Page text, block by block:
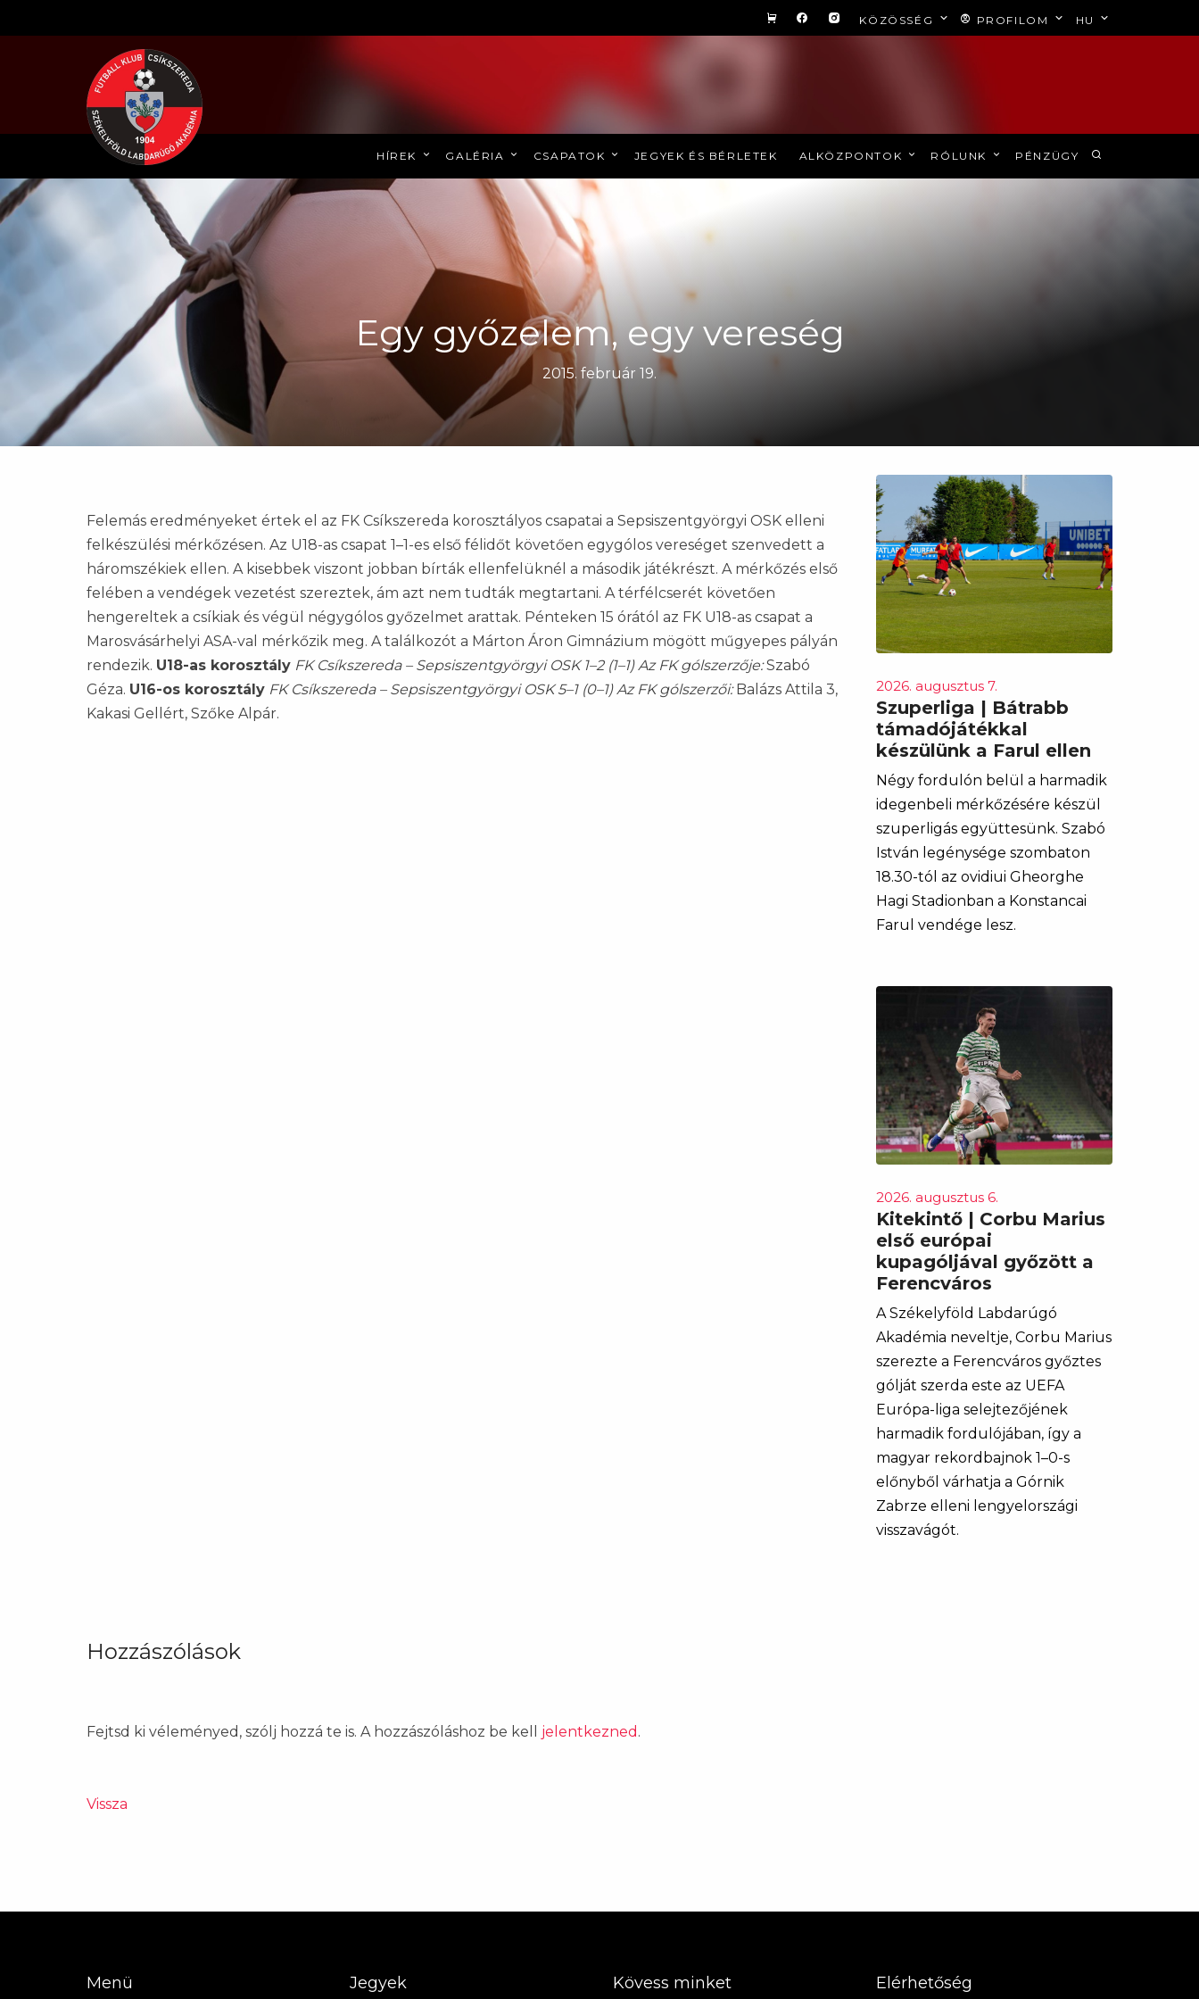
KÖZÖSSÉG PROFILOM HU
HÍREK GALÉRIA CSAPATOK JEGYEK ÉS BÉRLETEK ALKÖZPONTOK RÓLUNK PÉNZÜGY
Egy győzelem, egy vereség
2015. február 19.
Felemás eredményeket értek el az FK Csíkszereda korosztályos csapatai a Sepsiszentgyörgyi OSK elleni
felkészülési mérkőzésen. Az U18-as csapat 1–1-es első félidőt követően egygólos vereséget szenvedett a
háromszékiek ellen. A kisebbek viszont jobban bírták ellenfelüknél a második játékrészt. A mérkőzés első
felében a vendégek vezetést szereztek, ám azt nem tudták megtartani. A térfélcserét követően
hengereltek a csíkiak és végül négygólos győzelmet arattak. Pénteken 15 órától az FK U18-as csapat a
Marosvásárhelyi ASA-val mérkőzik meg. A találkozót a Márton Áron Gimnázium mögött műgyepes pályán
rendezik. U18-as korosztály FK Csíkszereda – Sepsiszentgyörgyi OSK 1–2 (1–1) Az FK gólszerzője:Szabó
Géza. U16-os korosztály FK Csíkszereda – Sepsiszentgyörgyi OSK 5–1 (0–1) Az FK gólszerzői:Balázs Attila 3,
Kakasi Gellért, Szőke Alpár.
2026. augusztus 7.
Szuperliga | Bátrabb
támadójátékkal
készülünk a Farul ellen
Négy fordulón belül a harmadik
idegenbeli mérkőzésére készül
szuperligás együttesünk. Szabó
István legénysége szombaton
18.30-tól az ovidiui Gheorghe
Hagi Stadionban a Konstancai
Farul vendége lesz.
2026. augusztus 6.
Kitekintő | Corbu Marius
első európai
kupagóljával győzött a
Ferencváros
A Székelyföld Labdarúgó
Akadémia neveltje, Corbu Marius
szerezte a Ferencváros győztes
gólját szerda este az UEFA
Európa-liga selejtezőjének
harmadik fordulójában, így a
magyar rekordbajnok 1–0-s
előnyből várhatja a Górnik
Zabrze elleni lengyelországi
visszavágót.
Hozzászólások
Fejtsd ki véleményed, szólj hozzá te is. A hozzászóláshoz be kell jelentkezned .
Vissza
Menü Jegyek Kövess minket Elérhetőség